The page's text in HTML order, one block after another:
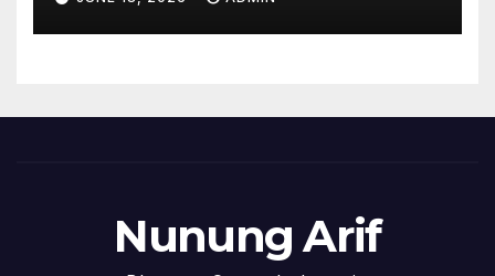
Penampilan
Nunung Arif